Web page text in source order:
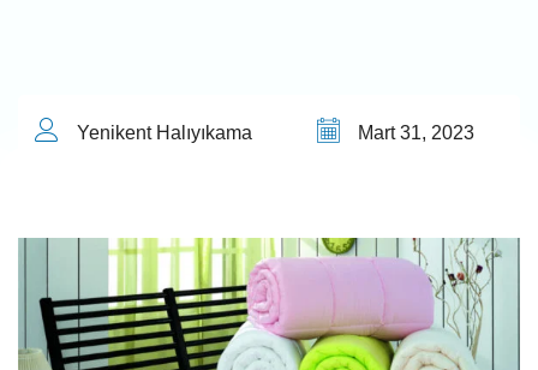
Yenikent Halıyıkama Mart 31, 2023